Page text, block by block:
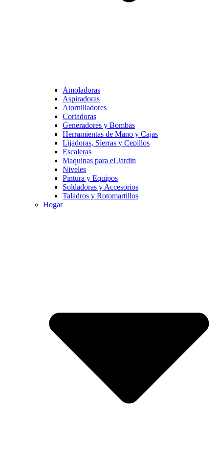
Amoladoras
Aspiradoras
Atornilladores
Cortadoras
Generadores y Bombas
Herramientas de Mano y Cajas
Lijadoras, Sierras y Cepillos
Escaleras
Maquinas para el Jardin
Niveles
Pintura y Equipos
Soldadoras y Accesorios
Taladros y Rotomartillos
Hogar